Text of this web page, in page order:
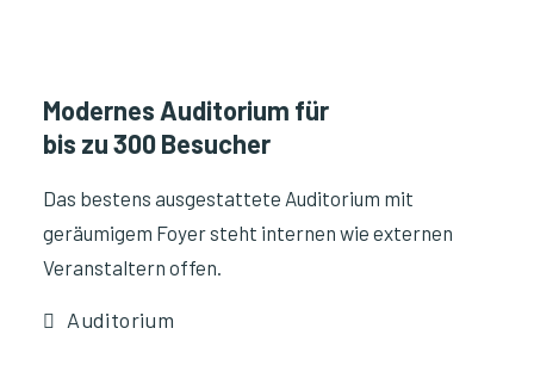
Modernes Auditorium für
bis zu 300 Besucher
Das bestens ausgestattete Auditorium mit
geräumigem Foyer steht internen wie externen
Veranstaltern offen.
Auditorium